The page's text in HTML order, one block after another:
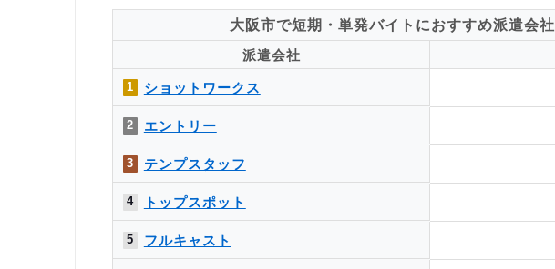
大阪市で短期・単発バイトにおすすめ派遣会
派遣会社
1 ショットワークス
2 エントリー
3 テンプスタッフ
4 トップスポット
5 フルキャスト